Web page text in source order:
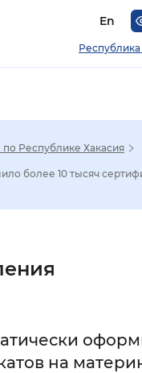
En
Республика
С засечками
Республике Хакасия
более 10 тысяч
на